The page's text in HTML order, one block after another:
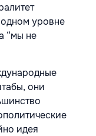
уровне
“мы не
они
идея